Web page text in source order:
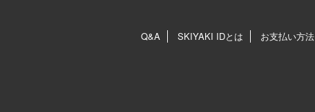
Q&A SKIYAKI IDとは お支払い方法